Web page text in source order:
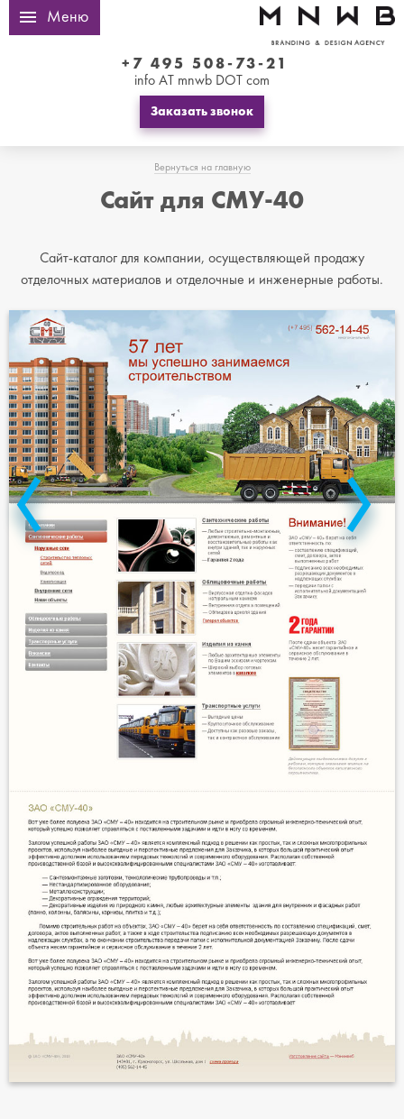
Меню
+7 495 508-73-21
info AT mnwb DOT com
Заказать звонок
Вернуться на главную
Сайт для СМУ-40
Сайт-каталог для компании, осуществляющей продажу
отделочных материалов и отделочные и инженерные работы.